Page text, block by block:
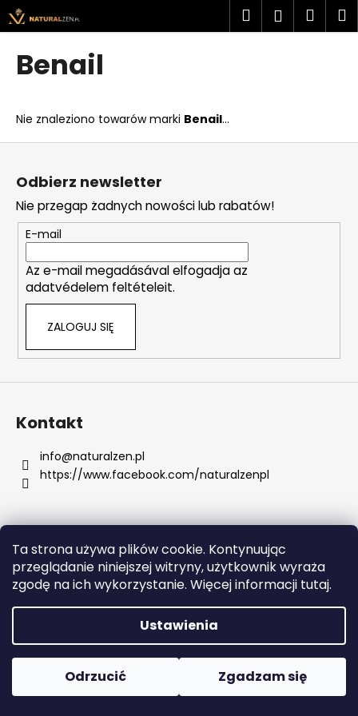
Ta strona używa plików cookie. Kontynuując
przeglądanie niniejszej witryny, użytkownik wyraża
zgodę na ich wykorzystanie. Więcej informacji tutaj.
Ustawienia
Odrzucić Zgadzam się
Przejść
do
treści
SzukajZaloguj
Benail
Nie znaleziono towarów marki Benail...
K
o
powrotem
powrotem
z
e
g
o
s
z
u
a
s
P
l
e
c
a
m
y
SERUM
WITAMINAMI
S
Odbierz newsletter
Nie przegap żadnych nowości lub rabatów!
E-mail
Az e-mail megadásával elfogadja az
adatvédelem feltételeit.
ZALOGUJ SIĘ
Kontakt
info@naturalzen.pl
https://www.facebook.com/naturalzenpl
Opracował Shoptet
Copyright 2026Naturalzen. Wszystkie prawa
zastrzeżone.
Edytuj ustawienia plików cookie